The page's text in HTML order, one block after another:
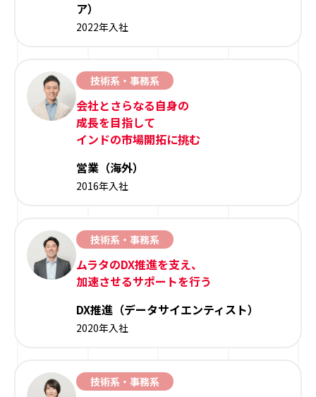
ア）
2022年入社
技術系・事務系
会社とさらなる自身の
成長を目指して
インドの市場開拓に挑む
営業（海外）
2016年入社
技術系・事務系
ムラタのDX推進を支え、
加速させるサポートを行う
DX推進（データサイエンティスト）
2020年入社
技術系・事務系